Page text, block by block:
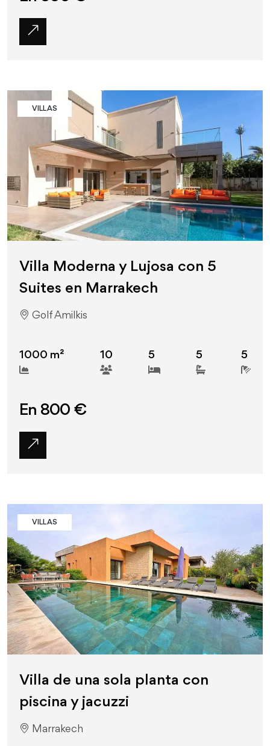
VILLAS
Villa Moderna y Lujosa con 5
Suites en Marrakech
Golf Amilkis
1000 m² 10 5 5 5
En 800 €
VILLAS
Villa de una sola planta con
piscina y jacuzzi
Marrakech